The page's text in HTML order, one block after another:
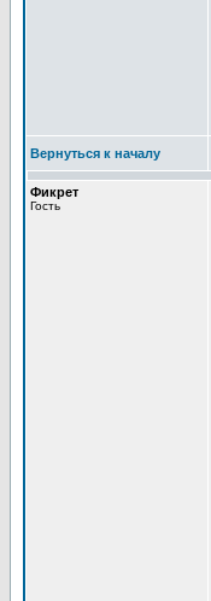
Вернуться к началу
Фикрет
Гость